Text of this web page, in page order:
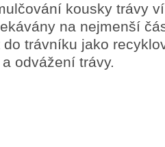
kousky trávy
na nejmenší
do trávníku jako
odvážení trávy.